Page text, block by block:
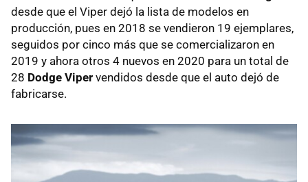
desde que el Viper dejó la lista de modelos en
producción, pues en 2018 se vendieron 19 ejemplares,
seguidos por cinco más que se comercializaron en
2019 y ahora otros 4 nuevos en 2020 para un total de
28 Dodge Viper vendidos desde que el auto dejó de
fabricarse.